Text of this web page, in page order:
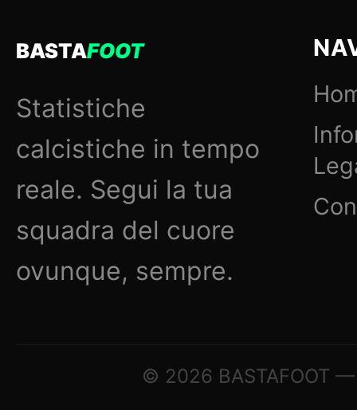
BASTAFOOT
Statistiche
calcistiche in tempo
reale. Segui la tua
squadra del cuore
ovunque, sempre.
© 2026 BASTAFOOT